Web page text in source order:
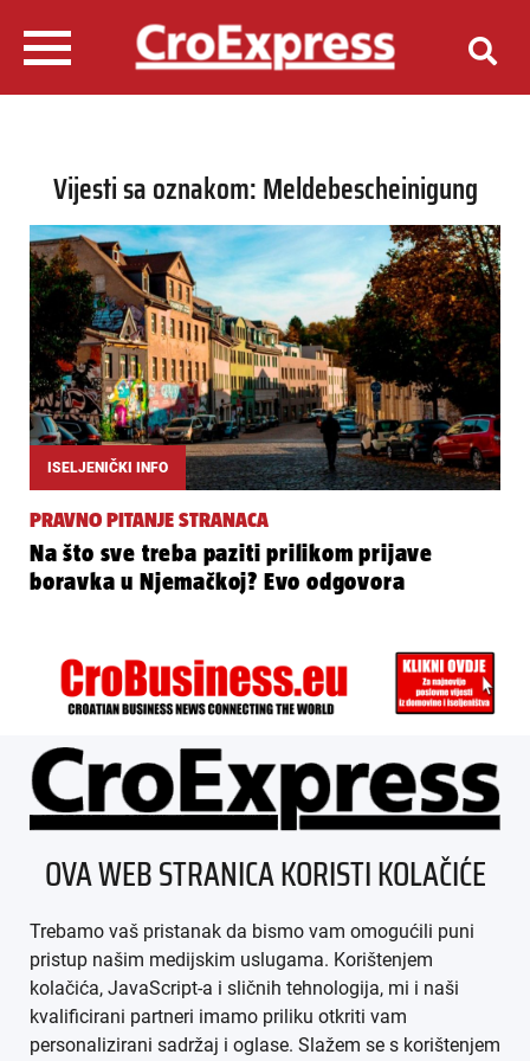
Vijesti sa oznakom: Meldebescheinigung
ISELJENIČKI INFO
PRAVNO PITANJE STRANACA
Na što sve treba paziti prilikom prijave
boravka u Njemačkoj? Evo odgovora
ÜBER UNS
IMPRESSUM
AGB
DATENSCHUTZ
OVA WEB STRANICA KORISTI KOLAČIĆE
Trebamo vaš pristanak da bismo vam omogućili puni
pristup našim medijskim uslugama. Korištenjem
kolačića, JavaScript-a i sličnih tehnologija, mi i naši
kvalificirani partneri imamo priliku otkriti vam
personalizirani sadržaj i oglase. Slažem se s korištenjem